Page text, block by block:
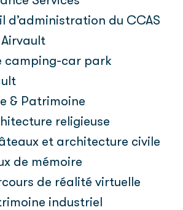
d’administration du CCAS
camping-car park
& Patrimoine
religieuse
et architecture civile
de mémoire
de réalité virtuelle
industriel